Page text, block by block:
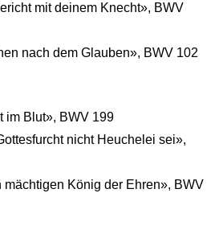
mit deinem Knecht», BWV
nach dem Glauben», BWV 102
im Blut», BWV 199
nicht Heuchelei sei»,
mächtigen König der Ehren», BWV